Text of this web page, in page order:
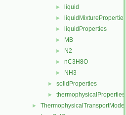
► liquid
► liquidMixtureProperties
► liquidProperties
► MB
► N2
► nC3H8O
► NH3
► solidProperties
► thermophysicalProperties
► ThermophysicalTransportModels